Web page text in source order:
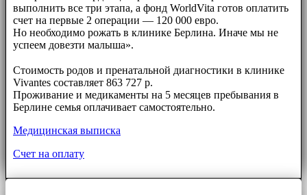
выполнить все три этапа, а фонд WorldVita готов оплатить
счет на первые 2 операции — 120 000 евро.
Но необходимо рожать в клинике Берлина. Иначе мы не
успеем довезти малыша».
Стоимость родов и пренатальной диагностики в клинике
Vivantes составляет 863 727 р.
Проживание и медикаменты на 5 месяцев пребывания в
Берлине семья оплачивает самостоятельно.
Медицинская выписка
Счет на оплату